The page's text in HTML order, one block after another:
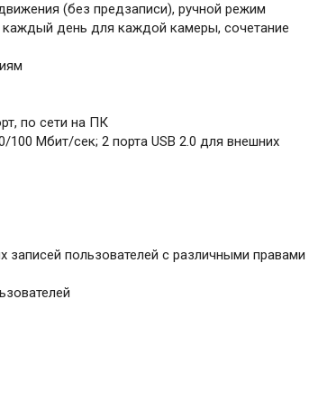
(без предзаписи), ручной режим
день для каждой камеры, сочетание
по сети на ПК
Мбит/сек; 2 порта USB 2.0 для внешних
записей пользователей с различными правами